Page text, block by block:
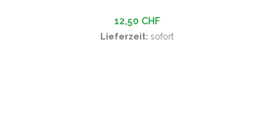
12,50 CHF
Lieferzeit: sofort